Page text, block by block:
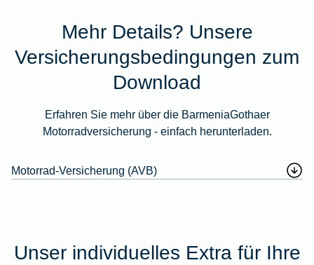
Mehr Details? Unsere
Versicherungsbedingungen zum
Download
Erfahren Sie mehr über die BarmeniaGothaer
Motorradversicherung - einfach herunterladen.
Motorrad-Versicherung (AVB)
Unser individuelles Extra für Ihre